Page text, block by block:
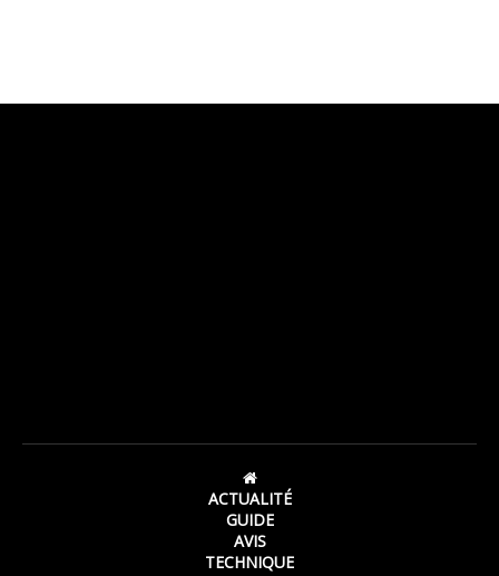
ACTUALITÉ
GUIDE
AVIS
TECHNIQUE